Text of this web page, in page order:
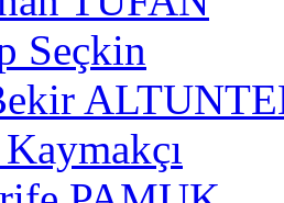
Seçkin